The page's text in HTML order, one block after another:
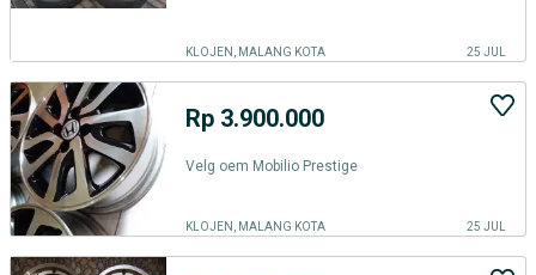
KLOJEN, MALANG KOTA 25 JUL
Rp 3.900.000
Velg oem Mobilio Prestige
KLOJEN, MALANG KOTA 25 JUL